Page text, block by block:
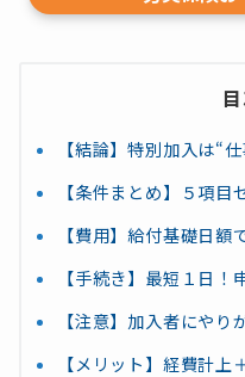
【結論】特別加入は“
【条件まとめ】５項目
【費用】給付基礎日額
【手続き】最短１日！
【注意】加入者にや
【メリット】経費計上